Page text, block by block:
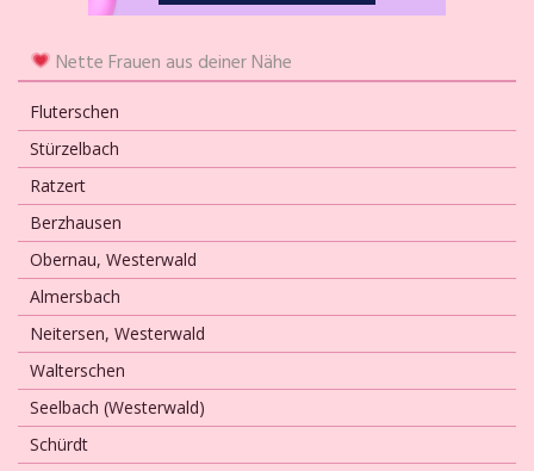
Nette Frauen aus deiner Nähe
Fluterschen
Stürzelbach
Ratzert
Berzhausen
Obernau, Westerwald
Almersbach
Neitersen, Westerwald
Walterschen
Seelbach (Westerwald)
Schürdt